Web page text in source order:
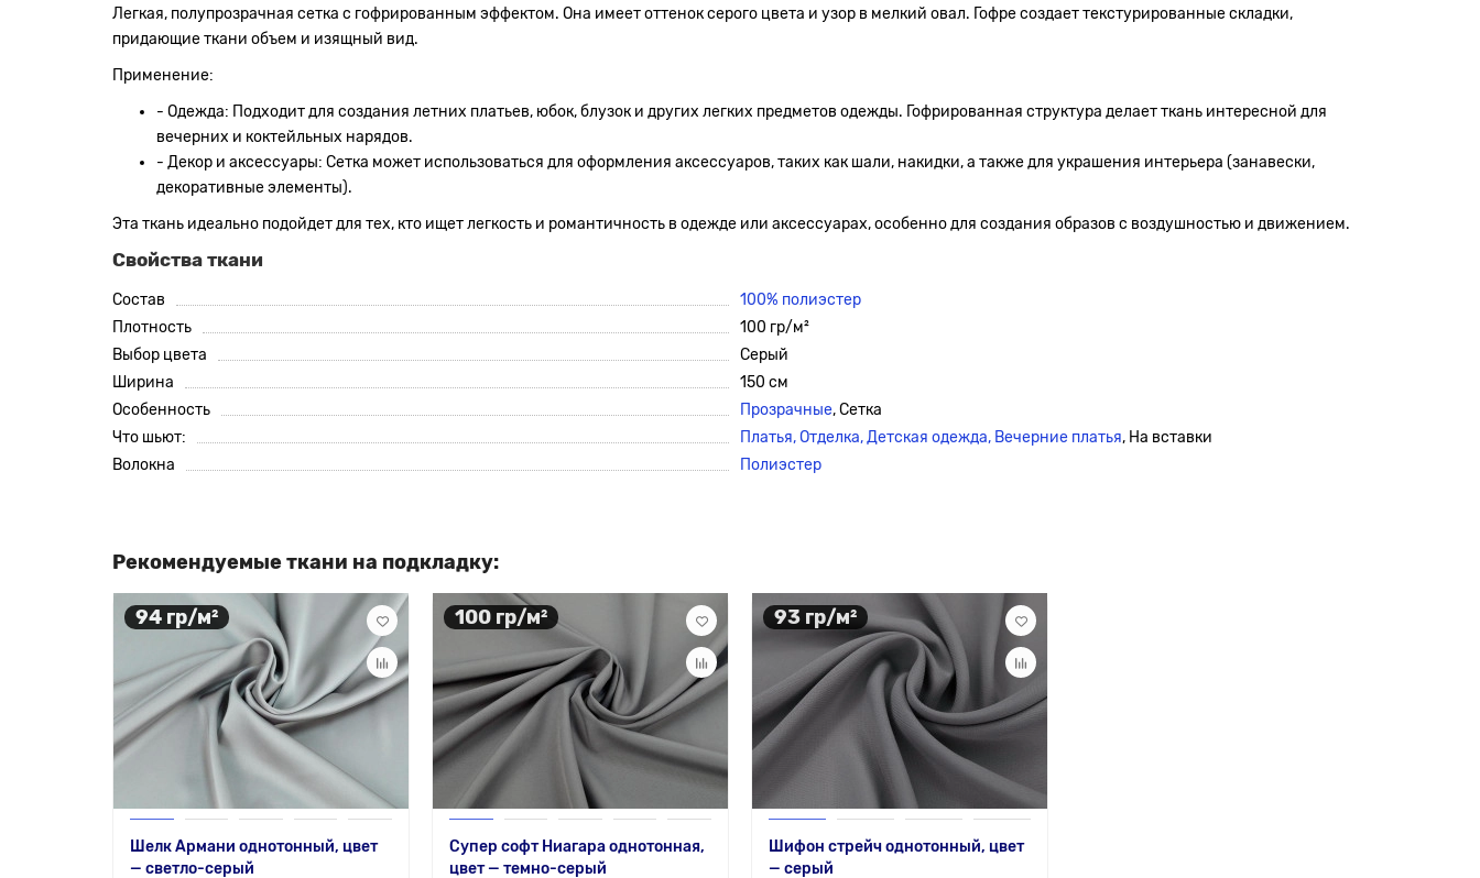
Легкая, полупрозрачная сетка с гофрированным эффектом. Она имеет оттенок серого цвета и узор в мелкий овал. Гофре создает текстурированные складки,
придающие ткани объем и изящный вид.
Применение:
- Одежда: Подходит для создания летних платьев, юбок, блузок и других легких предметов одежды. Гофрированная структура делает ткань интересной для
вечерних и коктейльных нарядов.
- Декор и аксессуары: Сетка может использоваться для оформления аксессуаров, таких как шали, накидки, а также для украшения интерьера (занавески,
декоративные элементы).
Эта ткань идеально подойдет для тех, кто ищет легкость и романтичность в одежде или аксессуарах, особенно для создания образов с воздушностью и движением.
Свойства ткани
Состав
100% полиэстер
Плотность
100 гр/м²
Выбор цвета
Серый
Ширина
150 см
Особенность
Прозрачные, Сетка
Что шьют:
Платья, Отделка, Детская одежда, Вечерние платья, На вставки
Волокна
Полиэстер
Рекомендуемые ткани на подкладку:
94 гр/м²
Шелк Армани однотонный, цвет
— светло-серый
100 гр/м²
Супер софт Ниагара однотонная,
цвет — темно-серый
93 гр/м²
Шифон стрейч однотонный, цвет
— серый